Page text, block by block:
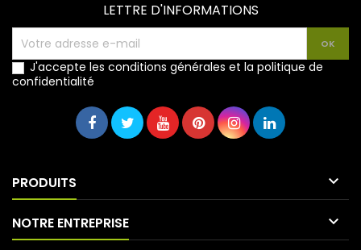
LETTRE D'INFORMATIONS
J'accepte les conditions générales et la politique de
confidentialité
PRODUITS 
NOTRE ENTREPRISE 